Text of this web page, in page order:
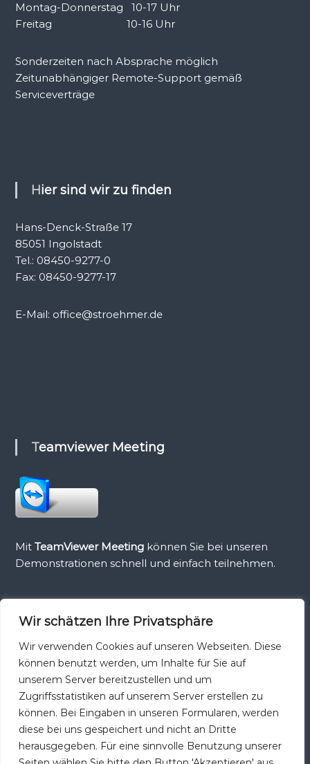
Wir schätzen Ihre Privatsphäre
Wir verwenden Cookies auf unseren Webseiten. Diese
können benutzt werden, um Inhalte für Sie auf
unserem Server bereitzustellen und um
Zugriffsstatistiken auf unserem Server erstellen zu
können. Bei Eingaben in unseren Formularen, werden
diese bei uns gespeichert und nicht an Dritte
herausgegeben. Für eine sinnvolle Benutzung unserer
Montag-Donnerstag 10-17 Uhr
Freitag 10-16 Uhr
Sonderzeiten nach Absprache möglich
Zeitunabhängiger Remote-Support gemäß
Serviceverträge
Hier sind wir zu finden
Hans-Denck-Straße 17
85051 Ingolstadt
Tel.: 08450-9277-0
Fax: 08450-9277-17
E-Mail: office@stroehmer.de
Teamviewer Meeting
MitTeamViewer Meeting können Sie bei unseren
Demonstrationen schnell und einfach teilnehmen.
Teamviewer Host
TeamViewer Hostist die ideale Lösung für Monitoring,
Serverwartung oder Zugriff auf einen PC oder Mac im
Büro und Zuhause, die bereits beim Systemstart